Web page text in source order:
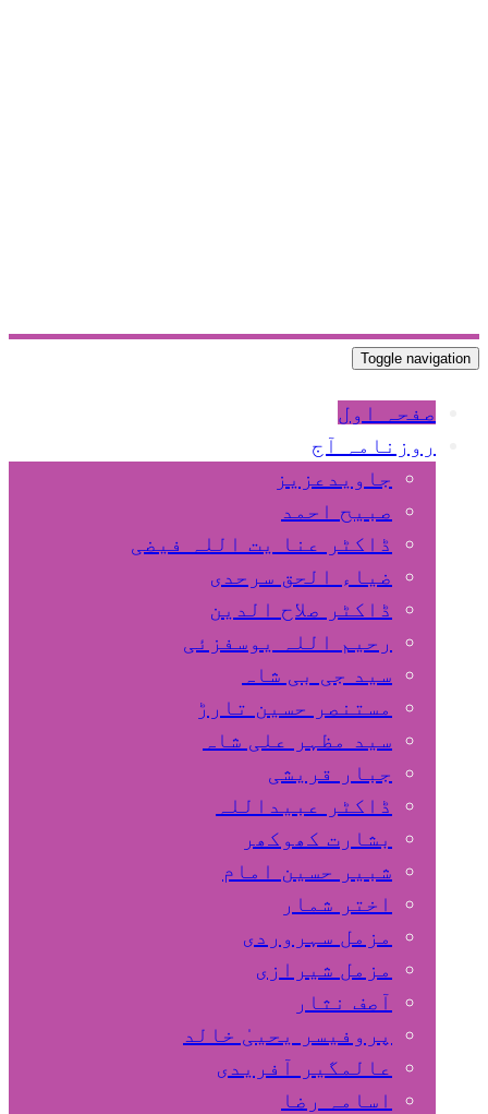
Toggle navigation
صفحہ اول
روزنامہ آج
جاویدعزیز
صبیح احمد
ڈاکٹر عنا یت اللہ فیضی
ضیاء الحق سرحدی
ڈاکٹر صلاح الدین
رحیم اللہ یوسفزئی
سید جی بی شاہ
مستنصر حسین تارڑ
سید مظہر علی شاہ
جبار قریشی
ڈاکٹر عبیداللہ
بشارت کھوکھر
شبیر حسین امام
اختر شمار
مزمل سہروردی
مزمل شیرازی
آصف نثار
پروفیسر یحییٰ خالد
عالمگیر آفریدی
اسامہ رضا